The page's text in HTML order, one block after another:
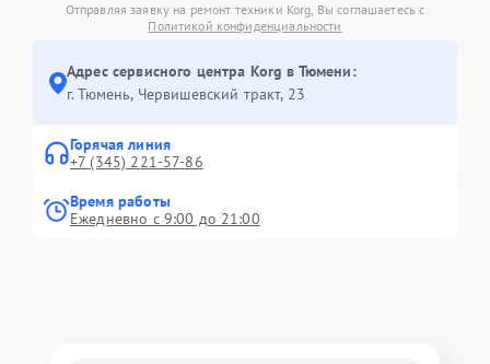
Отправляя заявку на ремонт техники Korg, Вы соглашаетесь с
Политикой конфиденциальности
Адрес сервисного центра Korg в Тюмени:
г. Тюмень, ​Червишевский тракт, 23
Горячая линия
+7 (345) 221-57-86
Время работы
Ежедневно с 9:00 до 21:00